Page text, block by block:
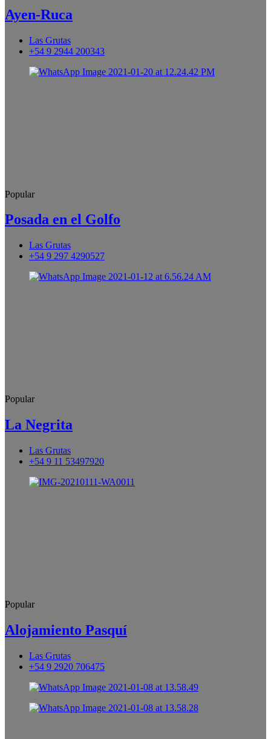
Ayen-Ruca
Las Grutas
+54 9 2944 200343
Popular
Posada en el Golfo
Las Grutas
+54 9 297 4290527
Popular
La Negrita
Las Grutas
+54 9 11 53497920
Popular
Alojamiento Pasquí
Las Grutas
+54 9 2920 706475